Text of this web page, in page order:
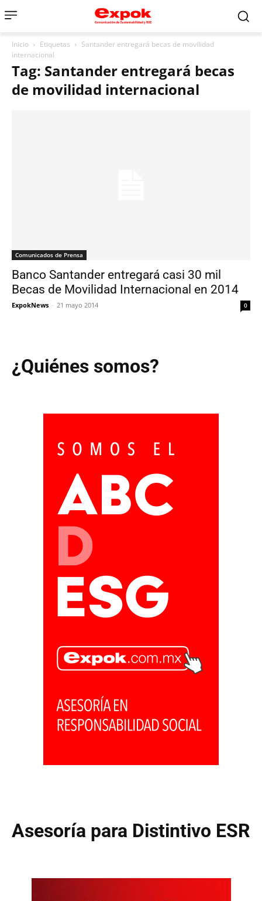
Inicio Etiquetas
Santander entregará becas de movilidad
internacional
Tag: Santander entregará becas
de movilidad internacional
Comunicados de Prensa
Banco Santander entregará casi 30 mil
Becas de Movilidad Internacional en 2014
ExpokNews - 21 mayo 2014 0
¿Quiénes somos?
Asesoría para Distintivo ESR